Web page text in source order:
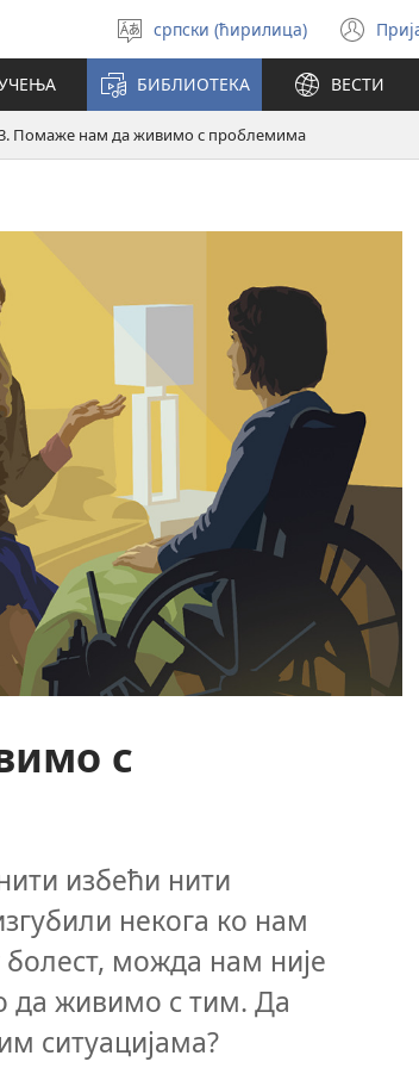
Изабери
језик
српски (ћирилица)
БИБЛИОТЕКА ВЕСТИ
Помаже нам да живимо с проблемима
с
избећи нити
некога ко нам
можда нам није
да живимо с тим. Да
ситуацијама?